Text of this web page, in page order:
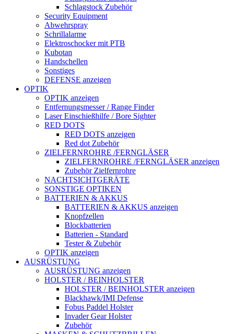
Schlagstock Zubehör
Security Equipment
Abwehrspray
Schrillalarme
Elektroschocker mit PTB
Kubotan
Handschellen
Sonstiges
DEFENSE anzeigen
OPTIK
OPTIK anzeigen
Entfernungsmesser / Range Finder
Laser Einschießhilfe / Bore Sighter
RED DOTS
RED DOTS anzeigen
Red dot Zubehör
ZIELFERNROHRE /FERNGLÄSER
ZIELFERNROHRE /FERNGLÄSER anzeigen
Zubehör Zielfernrohre
NACHTSICHTGERÄTE
SONSTIGE OPTIKEN
BATTERIEN & AKKUS
BATTERIEN & AKKUS anzeigen
Knopfzellen
Blockbatterien
Batterien - Standard
Tester & Zubehör
OPTIK anzeigen
AUSRÜSTUNG
AUSRÜSTUNG anzeigen
HOLSTER / BEINHOLSTER
HOLSTER / BEINHOLSTER anzeigen
Blackhawk/IMI Defense
Fobus Paddel Holster
Invader Gear Holster
Zubehör